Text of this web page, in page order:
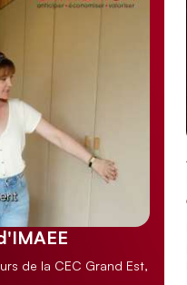
de la CEC Grand Est,